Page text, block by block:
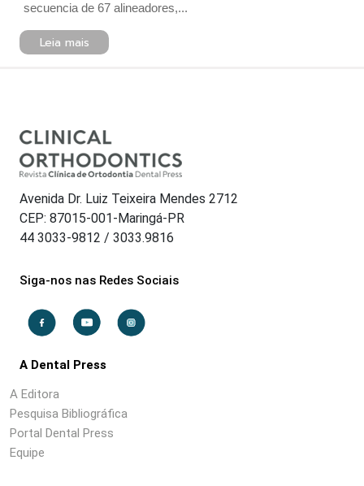
secuencia de 67 alineadores,...
Leia mais
Avenida Dr. Luiz Teixeira Mendes 2712
CEP: 87015-001-Maringá-PR
44 3033-9812 / 3033.9816
Siga-nos nas Redes Sociais
A Dental Press
A Editora
Pesquisa Bibliográfica
Portal Dental Press
Equipe